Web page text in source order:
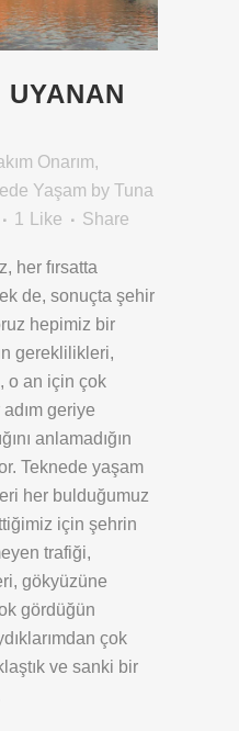
UYANAN
Onarım,
Yaşam by Tuna
1 Like Share
her fırsatta
de, sonuçta şehir
hepimiz bir
gereklilikleri,
o an için çok
geriye
anlamadığın
Teknede yaşam
her bulduğumuz
için şehrin
trafiği,
gökyüzüne
gördüğün
çok
ve sanki bir